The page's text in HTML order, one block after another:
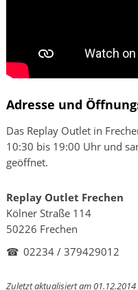
Adresse und
Das Replay Outlet in
10:30 bis 19:00 Uhr und
geöffnet.
Replay Outlet Frechen
Kölner Straße 114
50226 Frechen
☎ 02234 / 379429012
Zuletzt aktualisiert am 01.12.2014